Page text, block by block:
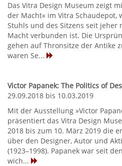
Das Vitra Design Museum zeigt
der Macht« im Vitra Schaudepot,
Stuhls und des Sitzens seit jeher
Macht verbunden ist. Die
gehen auf Thronsitze der Antike
waren Se...
Victor Papanek: The Politics of
29.09.2018 bis 10.03.2019
Mit der Ausstellung »Victor
präsentiert das Vitra Design
2018 bis zum 10. März 2019 die
über den Designer, Autor und
(1923–1998). Papanek war seit
wich...